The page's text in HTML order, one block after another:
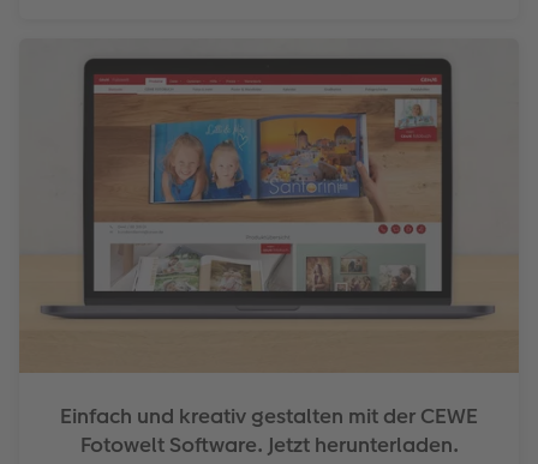
Einfach und kreativ gestalten mit der CEWE
Fotowelt Software. Jetzt herunterladen.